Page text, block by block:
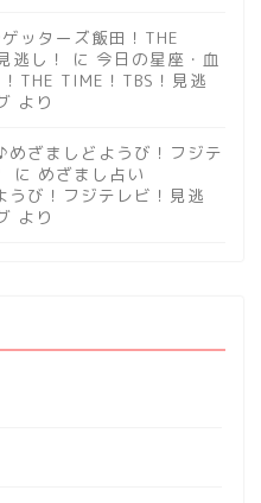
ッターズ飯田！THE
逃し！
に 今日の星座・血
THE TIME！TBS！見逃
より
ざましどようび！フジテ
に めざまし占い
び！フジテレビ！見逃
より